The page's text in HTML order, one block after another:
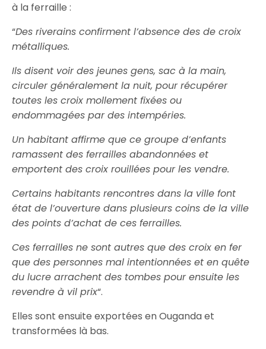
à la ferraille :
“Des riverains confirment l’absence des de croix
métalliques.
Ils disent voir des jeunes gens, sac à la main,
circuler généralement la nuit, pour récupérer
toutes les croix mollement fixées ou
endommagées par des intempéries.
Un habitant affirme que ce groupe d’enfants
ramassent des ferrailles abandonnées et
emportent des croix rouillées pour les vendre.
Certains habitants rencontres dans la ville font
état de l’ouverture dans plusieurs coins de la ville
des points d’achat de ces ferrailles.
Ces ferrailles ne sont autres que des croix en fer
que des personnes mal intentionnées et en quête
du lucre arrachent des tombes pour ensuite les
revendre à vil prix“.
Elles sont ensuite exportées en Ouganda et
transformées là bas.